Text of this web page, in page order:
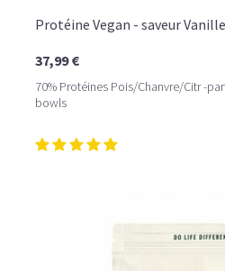
Protéine Vegan - saveur Vanille
37,99 €
70% Protéines Pois/Chanvre/Citr -
bowls